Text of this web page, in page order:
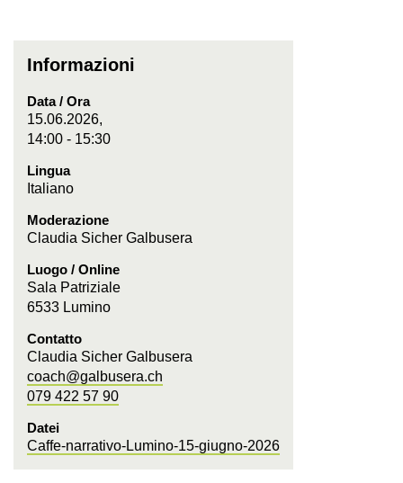
Informazioni
Data / Ora
15.06.2026,
14:00 - 15:30
Lingua
Italiano
Moderazione
Claudia Sicher Galbusera
Luogo / Online
Sala Patriziale
6533 Lumino
Contatto
Claudia Sicher Galbusera
coach@galbusera.ch
079 422 57 90
Datei
Caffe-narrativo-Lumino-15-giugno-2026